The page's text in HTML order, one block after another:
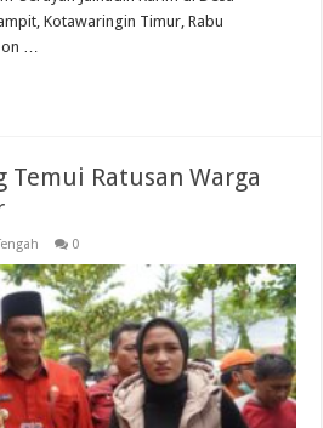
Kotawaringin Timur, Rabu
…
Temui Ratusan Warga
0